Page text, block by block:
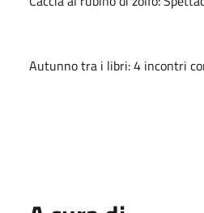
Autunno tra i libri: 4 incontri